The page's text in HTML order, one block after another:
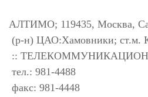
АЛТИМО; 119435, Москва,
(р-н) ЦАО:Хамовники; ст.м.
::
тел.: 981-4488
факс: 981-4448